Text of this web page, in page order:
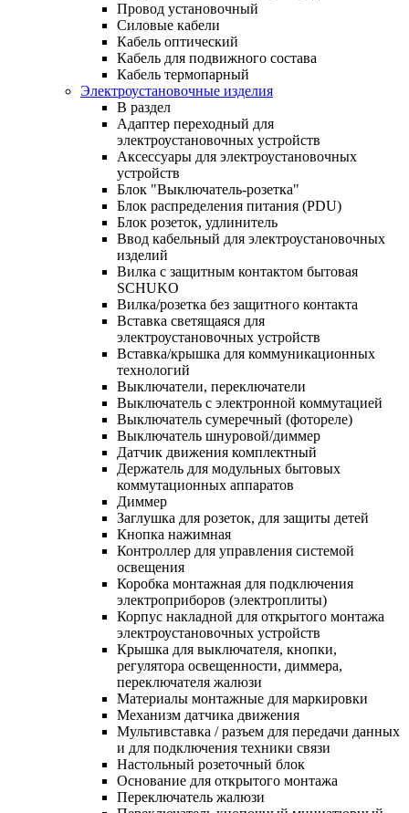
Провод установочный
Силовые кабели
Кабель оптический
Кабель для подвижного состава
Кабель термопарный
Электроустановочные изделия
В раздел
Адаптер переходный для
электроустановочных устройств
Аксессуары для электроустановочных
устройств
Блок "Выключатель-розетка"
Блок распределения питания (PDU)
Блок розеток, удлинитель
Ввод кабельный для электроустановочных
изделий
Вилка с защитным контактом бытовая
SCHUKO
Вилка/розетка без защитного контакта
Вставка светящаяся для
электроустановочных устройств
Вставка/крышка для коммуникационных
технологий
Выключатели, переключатели
Выключатель с электронной коммутацией
Выключатель сумеречный (фотореле)
Выключатель шнуровой/диммер
Датчик движения комплектный
Держатель для модульных бытовых
коммутационных аппаратов
Диммер
Заглушка для розеток, для защиты детей
Кнопка нажимная
Контроллер для управления системой
освещения
Коробка монтажная для подключения
электроприборов (электроплиты)
Корпус накладной для открытого монтажа
электроустановочных устройств
Крышка для выключателя, кнопки,
регулятора освещенности, диммера,
переключателя жалюзи
Материалы монтажные для маркировки
Механизм датчика движения
Мультивставка / разъем для передачи данных
и для подключения техники связи
Настольный розеточный блок
Основание для открытого монтажа
Переключатель жалюзи